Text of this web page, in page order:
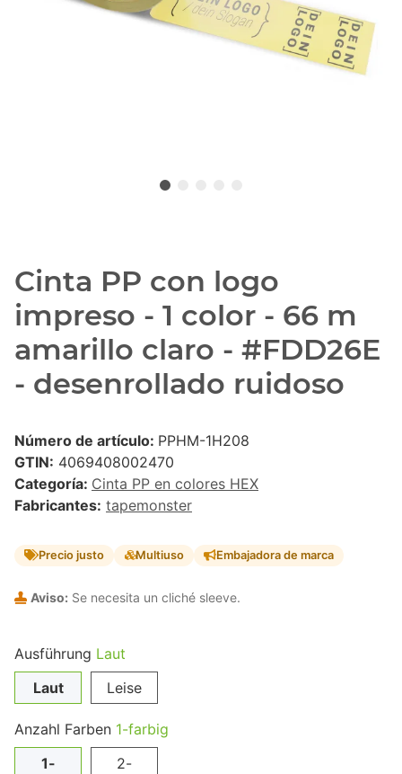
Cinta PP con logo
impreso - 1 color - 66 m
amarillo claro - #FDD26E
- desenrollado ruidoso
Número de artículo: PPHM-1H208
GTIN: 4069408002470
Categoría: Cinta PP en colores HEX
Fabricantes: tapemonster
Precio justo Multiuso Embajadora de marca
Aviso: Se necesita un cliché sleeve.
Ausführung Laut
Laut
Leise
Anzahl Farben 1-farbig
1-
2-